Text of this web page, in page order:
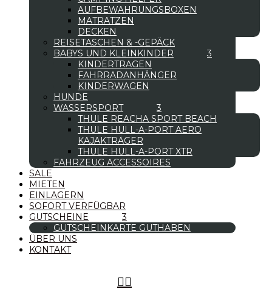
AUFBEWAHRUNGSBOXEN
MATRATZEN
DECKEN
REISETASCHEN & -GEPÄCK
BABYS UND KLEINKINDER
KINDERTRAGEN
FAHRRADANHÄNGER
KINDERWAGEN
HUNDE
WASSERSPORT
THULE REACHA SPORT BEACH
THULE HULL-A-PORT AERO
KAJAKTRÄGER
THULE HULL-A-PORT XTR
FAHRZEUG ACCESSOIRES
SALE
MIETEN
EINLAGERN
SOFORT VERFÜGBAR
GUTSCHEINE
GUTSCHEINKARTE GUTHABEN
ÜBER UNS
KONTAKT
